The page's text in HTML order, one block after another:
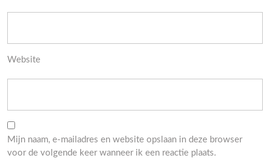
Website
Mijn naam, e-mailadres en website opslaan in deze browser
voor de volgende keer wanneer ik een reactie plaats.